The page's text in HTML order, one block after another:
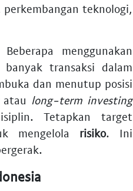
teknologi,
menggunakan
transaksi dalam
dan menutup posisi
long-term investing
Tetapkan target
mengelola risiko. Ini